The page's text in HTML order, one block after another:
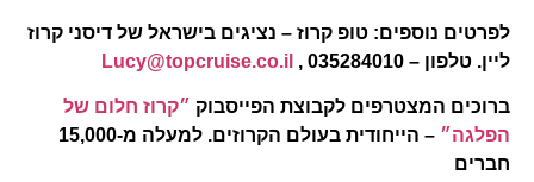
לפרטים נוספים: טופ קרוז – נציגים בישראל של דיסני קרוז
ליין. טלפון – 035284010 ,
Lucy@topcruise.co.il
ברוכים המצטרפים לקבוצת הפייסבוק״קרוז חלום של
הפלגה״
– הייחודית בעולם הקרוזים. למעלה מ-15,000
חברים